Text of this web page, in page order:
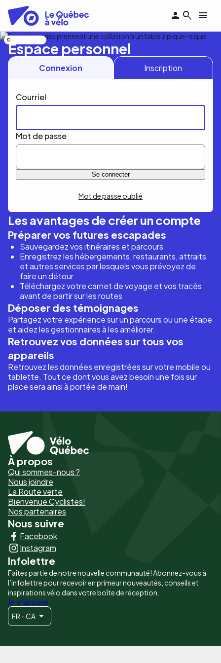
contenu
principal
Espace personnel
Connexion Inscription
Courriel
Mot de passe
Mot de passe oublié
Les avantages de créer un compte
Préparer vos futures escapades
Sauvegardez vos itinéraires et parcours
Enregistrez les hébergements, restaurants, attraits
et autres services par lesquels vous prévoyez de
faire un détour
Téléchargez votre carnet de voyage et vos tracés
avant de partir sur les routes
Déposer des témoignages
Partagez votre expérience sur un parcours ou une étape
et aidez les gestionnaires à les améliorer.
Retrouvez vos données sur tous vos
appareils
Retrouvez les données enregistrées sur votre mobile ou
tablette. Tout ce dont vous avez besoin une fois sur
place sera ainsi à portée de main!
Pied
de
page
-
Liens
principaux
À propos
Qui sommes-nous ?
Nous joindre
La Route verte
Bienvenue Cyclistes!
Nos partenaires
Nous suivre
Facebook
Instagram
Infolettre
Faites partie de notre nouvelle communauté! Abonnez-vous à
l’infolettre pour recevoir en primeur nouveautés, conseils et
inspirations vélo dans votre boîte de réception.
Je m'abonne
FR - CA